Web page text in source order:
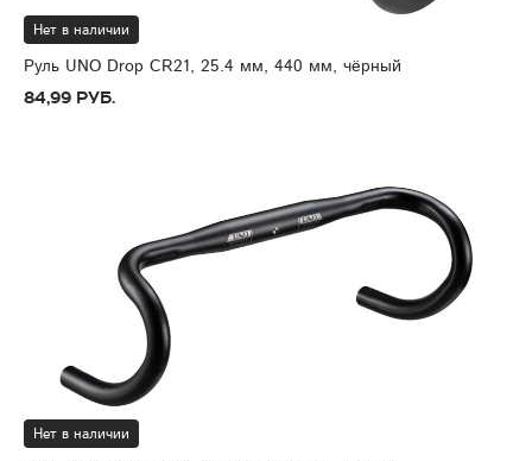
Нет в наличии
Руль UNO Drop CR21, 25.4 мм, 440 мм, чёрный
84,99 руб.
Нет в наличии